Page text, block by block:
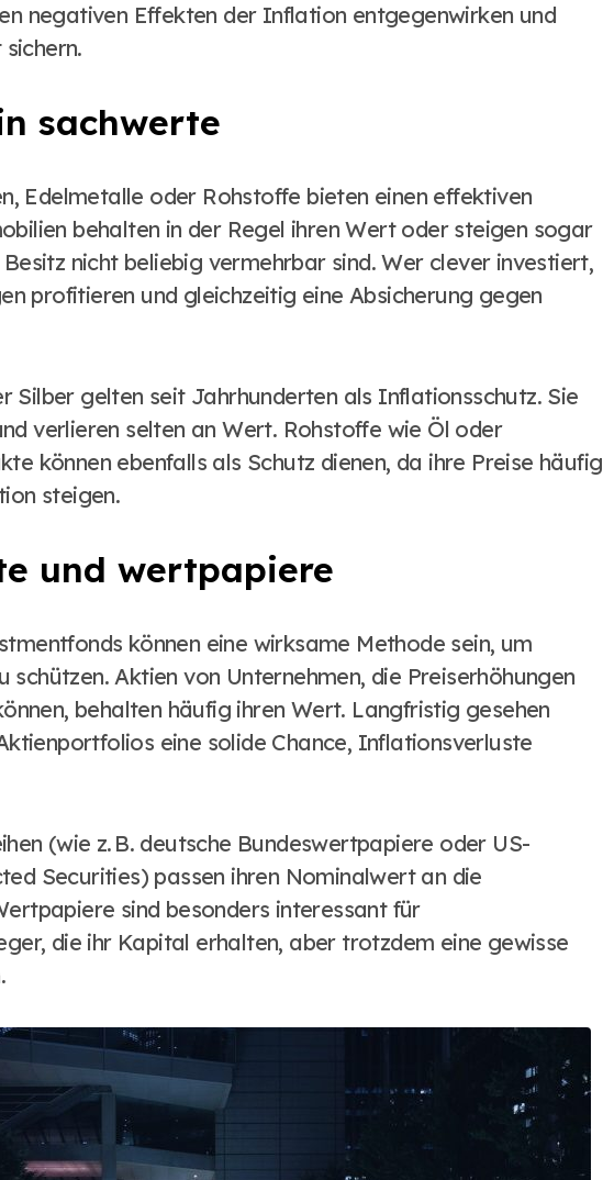
negativen Effekten der Inflation entgegenwirken und
sachwerte
Edelmetalle oder Rohstoffe bieten einen effektiven
behalten in der Regel ihren Wert oder steigen sogar
nicht beliebig vermehrbar sind. Wer clever investiert,
profitieren und gleichzeitig eine Absicherung gegen
Silber gelten seit Jahrhunderten als Inflationsschutz. Sie
verlieren selten an Wert. Rohstoffe wie Öl oder
können ebenfalls als Schutz dienen, da ihre Preise häufig
steigen.
und wertpapiere
können eine wirksame Methode sein, um
Aktien von Unternehmen, die Preiserhöhungen
behalten häufig ihren Wert. Langfristig gesehen
eine solide Chance, Inflationsverluste
(wie z. B. deutsche Bundeswertpapiere oder US-
Securities) passen ihren Nominalwert an die
sind besonders interessant für
die ihr Kapital erhalten, aber trotzdem eine gewisse